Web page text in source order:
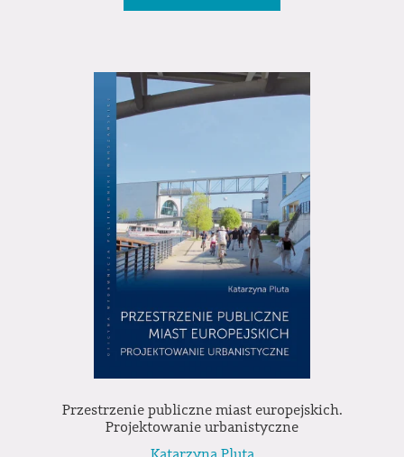
Przestrzenie publiczne miast europejskich.
Projektowanie urbanistyczne